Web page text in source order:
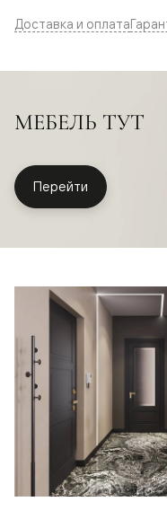
Доставка и оплата
МЕБЕЛЬ ТУТ
Перейти